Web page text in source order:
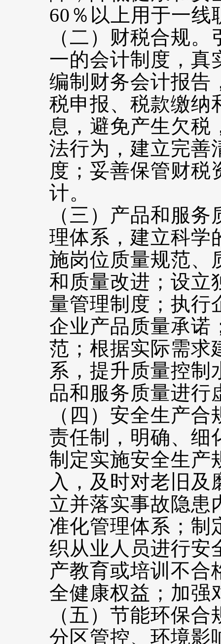
60％以上用于一线
（二）财税合规
一的会计制度，真
编制财务会计报告
税申报、税款缴纳
息，避免产生欠税
法行为，建立完善
度；妥善保管财税
计。
（三）产品和服
理体系，建立科学
施岗位质量规范、
和质量改进；设立
量管理制度；执行
企业产品质量承诺
范；根据实际需求
系，提升质量控制
品和服务质量进行
（四）安全生产
责任制，明确、细
制定实施安全生产
入，及时对老旧及
立并落实事故隐患
准化管理体系；制
织从业人员进行安
产教育或培训不合
全健康权益；加强
（五）节能环保
分区管控、环境影